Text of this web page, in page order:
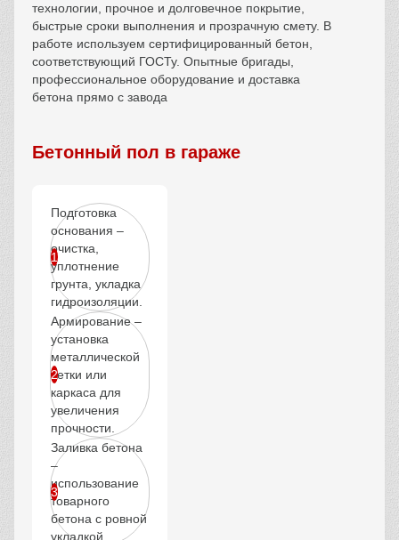
технологии, прочное и долговечное покрытие,
быстрые сроки выполнения и прозрачную смету. В
работе используем сертифицированный бетон,
соответствующий ГОСТу. Опытные бригады,
профессиональное оборудование и доставка
бетона прямо с завода
Бетонный пол в гараже
Подготовка
основания –
очистка,
уплотнение
грунта, укладка
гидроизоляции.
Армирование –
установка
металлической
сетки или
каркаса для
увеличения
прочности.
Заливка бетона
–
использование
товарного
бетона с ровной
укладкой.